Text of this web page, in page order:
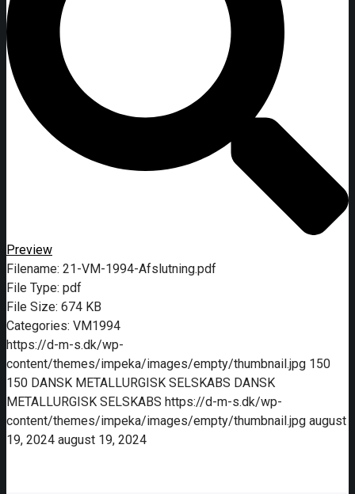
Preview
Filename: 21-VM-1994-Afslutning.pdf
File Type: pdf
File Size: 674 KB
Categories: VM1994
https://d-m-s.dk/wp-
content/themes/impeka/images/empty/thumbnail.jpg 150
150 DANSK METALLURGISK SELSKABS DANSK
METALLURGISK SELSKABS https://d-m-s.dk/wp-
content/themes/impeka/images/empty/thumbnail.jpg august
19, 2024 august 19, 2024